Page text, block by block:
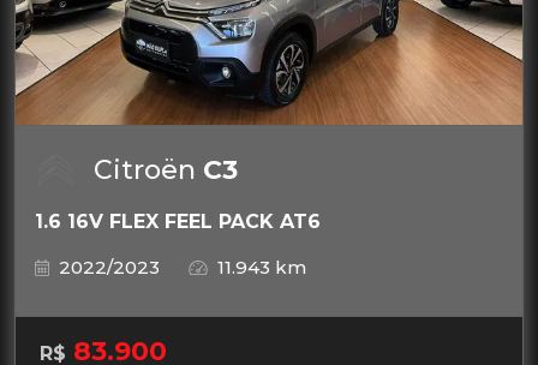
Citroën C3
1.6 16V FLEX FEEL PACK AT6
2022/2023
11.943 km
R$ 83.900